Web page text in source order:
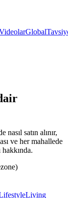
Global
satın alınır,
ve her mahallede
Living